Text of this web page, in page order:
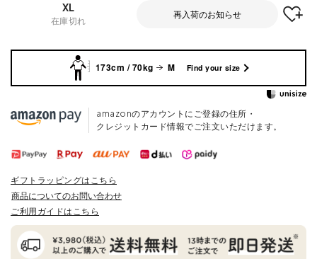
XL
在庫切れ
再入荷のお知らせ
173cm / 70kg M Find your size
amazonのアカウントにご登録の住所・
クレジットカード情報でご注文いただけます。
ギフトラッピングはこちら
商品についてのお問い合わせ
ご利用ガイドはこちら